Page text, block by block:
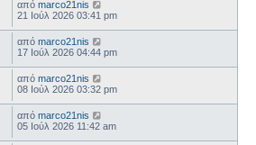
από marco21nis
21 Ιούλ 2026 03:41 pm
από marco21nis
17 Ιούλ 2026 04:44 pm
από marco21nis
08 Ιούλ 2026 03:32 pm
από marco21nis
05 Ιούλ 2026 11:42 am